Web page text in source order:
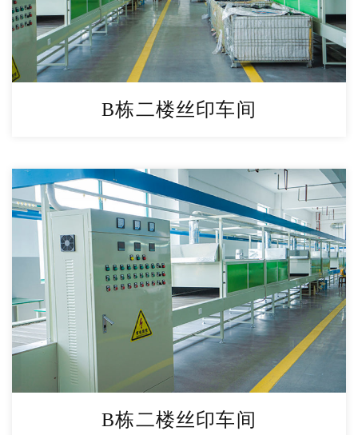
B栋二楼丝印车间
B栋二楼丝印车间